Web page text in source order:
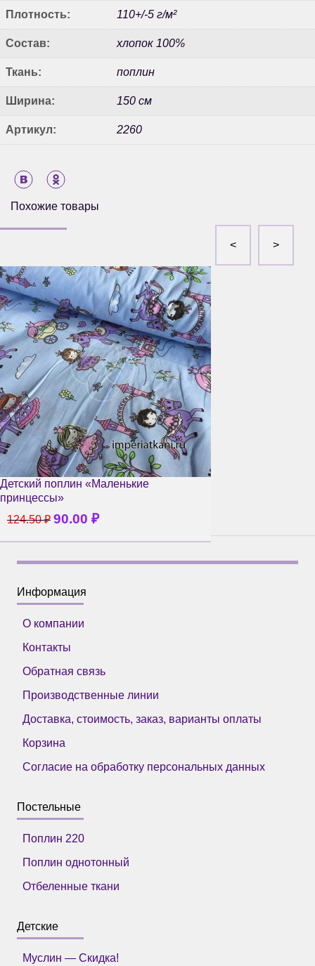
Плотность: 110+/-5 г/м²
Состав: хлопок 100%
Ткань: поплин
Ширина: 150 см
Артикул: 2260
Похожие товары
Детский поплин «Маленькие
принцессы»
124.50₽ 90.00 ₽
Информация
О компании
Контакты
Обратная связь
Производственные линии
Доставка, стоимость, заказ, варианты оплаты
Корзина
Согласие на обработку персональных данных
Постельные
Поплин 220
Поплин однотонный
Отбеленные ткани
Детские
Муслин — Скидка!